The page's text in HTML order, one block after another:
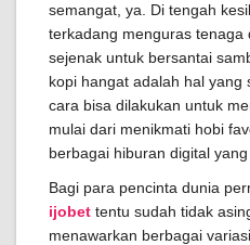
semangat, ya. Di tengah
terkadang menguras tenaga
sejenak untuk bersantai
kopi hangat adalah hal
cara bisa dilakukan untuk
mulai dari menikmati hobi
berbagai hiburan digital
Bagi para pencinta dunia
ijobet tentu sudah tidak
menawarkan berbagai